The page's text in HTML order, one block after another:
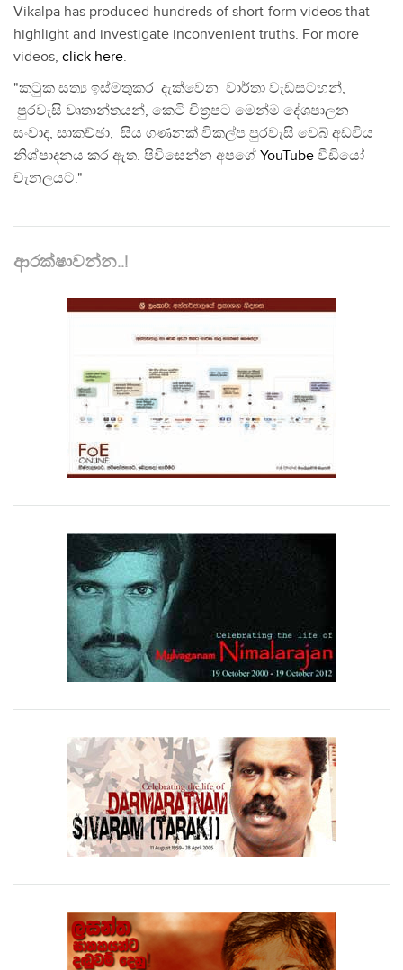
Vikalpa has produced hundreds of short-form videos that
highlight and investigate inconvenient truths. For more
videos, click here.
"කටුක සත්‍ය ඉස්මතුකර දැක්වෙන වාර්තා වැඩසටහන්,
පුරවැසි වෘතාන්තයන්, කෙටි චිත්‍රපට මෙන්ම දේශපාලන
සංවාද, සාකච්ඡා, සිය ගණනක් විකල්ප පුරවැසි වෙබ් අඩවිය
නිශ්පාදනය කර ඇත. පිවිසෙන්න අපගේ YouTube වීඩියෝ
චැනලයට."
ආරක්ෂාවන්න..!